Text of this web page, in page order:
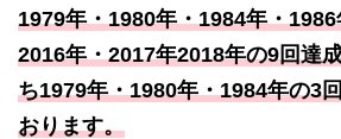
1979年・1980年・1984年・
2016年・2017年2018年の9回達
ち1979年・1980年・1984年の3
おります。